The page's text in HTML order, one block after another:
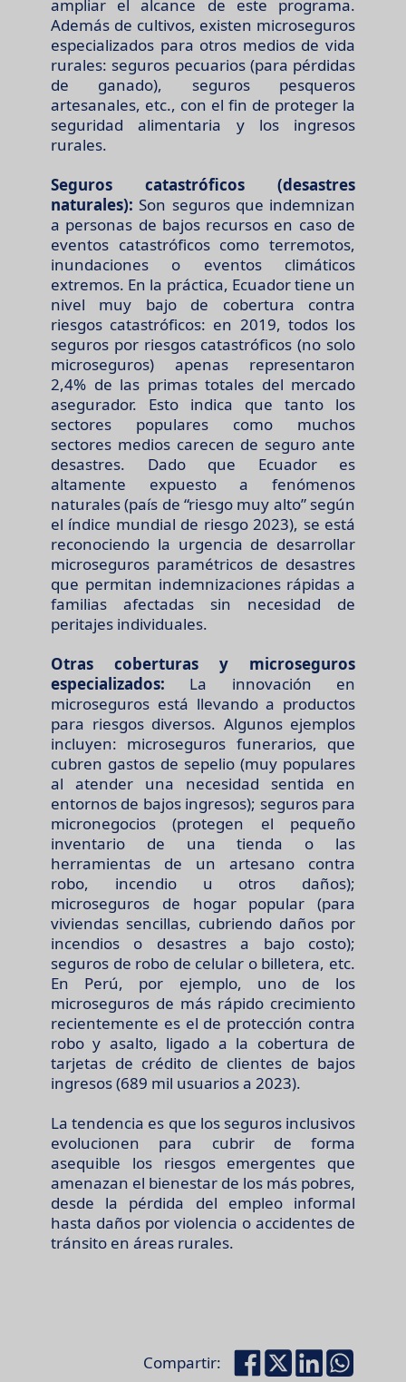
ampliar el alcance de este programa.
Además de cultivos, existen microseguros
especializados para otros medios de vida
rurales: seguros pecuarios (para pérdidas
de ganado), seguros pesqueros
artesanales, etc., con el fin de proteger la
seguridad alimentaria y los ingresos
rurales.
Seguros catastróficos (desastres
naturales):Son seguros que indemnizan
a personas de bajos recursos en caso de
eventos catastróficos como terremotos,
inundaciones o eventos climáticos
extremos. En la práctica, Ecuador tiene un
nivel muy bajo de cobertura contra
riesgos catastróficos: en 2019, todos los
seguros por riesgos catastróficos (no solo
microseguros) apenas representaron
2,4% de las primas totales del mercado
asegurador. Esto indica que tanto los
sectores populares como muchos
sectores medios carecen de seguro ante
desastres. Dado que Ecuador es
altamente expuesto a fenómenos
naturales (país de “riesgo muy alto” según
el índice mundial de riesgo 2023), se está
reconociendo la urgencia de desarrollar
microseguros paramétricos de desastres
que permitan indemnizaciones rápidas a
familias afectadas sin necesidad de
peritajes individuales.
Otras coberturas y microseguros
especializados: La innovación en
microseguros está llevando a productos
para riesgos diversos. Algunos ejemplos
incluyen: microseguros funerarios, que
cubren gastos de sepelio (muy populares
al atender una necesidad sentida en
entornos de bajos ingresos); seguros para
micronegocios (protegen el pequeño
inventario de una tienda o las
herramientas de un artesano contra
robo, incendio u otros daños);
microseguros de hogar popular (para
viviendas sencillas, cubriendo daños por
incendios o desastres a bajo costo);
seguros de robo de celular o billetera, etc.
En Perú, por ejemplo, uno de los
microseguros de más rápido crecimiento
recientemente es el de protección contra
robo y asalto, ligado a la cobertura de
tarjetas de crédito de clientes de bajos
ingresos (689 mil usuarios a 2023).
La tendencia es que los seguros inclusivos
evolucionen para cubrir de forma
asequible los riesgos emergentes que
amenazan el bienestar de los más pobres,
desde la pérdida del empleo informal
hasta daños por violencia o accidentes de
tránsito en áreas rurales.
Compartir: